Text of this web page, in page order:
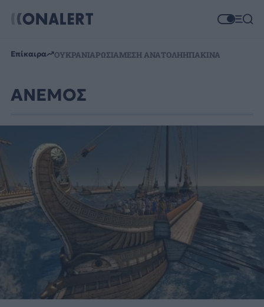
Επίκαιρα ΟΥΚΡΑΝΙΑΡΩΣΙΑΜΕΣΗ ΑΝΑΤΟΛΗΗΠΑΚΙΝΑ
ΑΝΕΜΟΣ